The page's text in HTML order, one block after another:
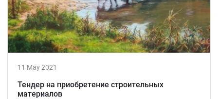
11 May 2021
Тендер на приобретение строительных
материалов